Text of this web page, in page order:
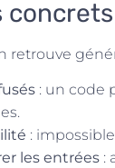
retrouve
: un code
:
les entrées :